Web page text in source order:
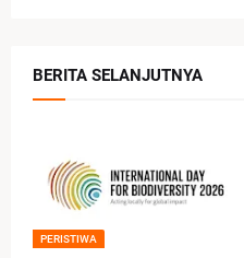
BERITA SELANJUTNYA
PERISTIWA